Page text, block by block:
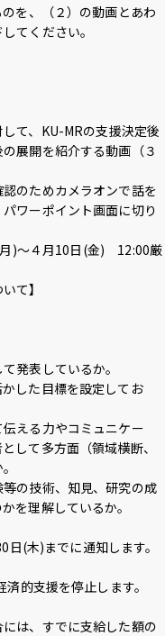
を、（２）の動画とあわ
てください。
て、KU-MRの支援決定後
展開を紹介する動画（３
のためカメラオンで話を
ワーポイント画面に切り
)〜４月10日(金) 12:00厳
て】
発表しているか。
した目標を設定してお
える力やコミュニケー
して多方面（領域横断、
の技術、知見、研究の成
を理解しているか。
(木)までに通知します。
的支援を停止します。
は、すでに支給した額の